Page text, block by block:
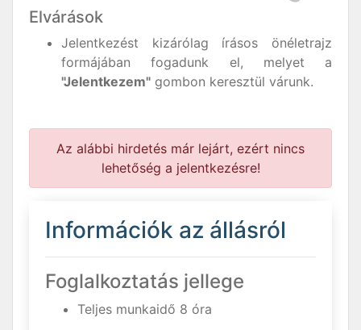
Elvárások
Jelentkezést kizárólag írásos önéletrajz
formájában fogadunk el, melyet a
"Jelentkezem" gombon keresztül várunk.
Az alábbi hirdetés már lejárt, ezért nincs
lehetőség a jelentkezésre!
Információk az állásról
Foglalkoztatás jellege
Teljes munkaidő 8 óra